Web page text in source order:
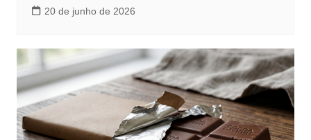
20 de junho de 2026